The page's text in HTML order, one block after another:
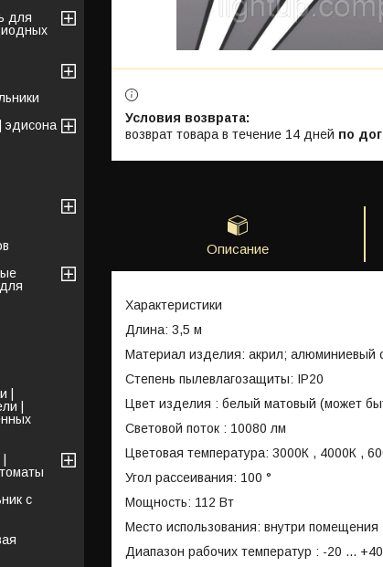
возврат товара в течение 14 дней по
Описание
Характеристики
Длина: 3,5 м
Материал изделия: акрил; алюминиевый
Степень пылевлагозащиты: IP20
Цвет изделия : белый матовый (может
Световой поток : 10080 лм
Цветовая температура: 3000К , 4000К ,
Угол рассеивания: 100 °
Мощность: 112 Вт
Место использования: внутри помещения
Диапазон рабочих температур : -20 ...
для
эдисона
|
|
с